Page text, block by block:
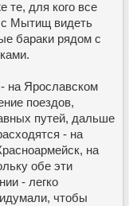
те, для кого все
с Мытищ видеть
бараки рядом с
на Ярославском
поездов,
путей, дальше
- на
на
обе эти
- легко
чтобы